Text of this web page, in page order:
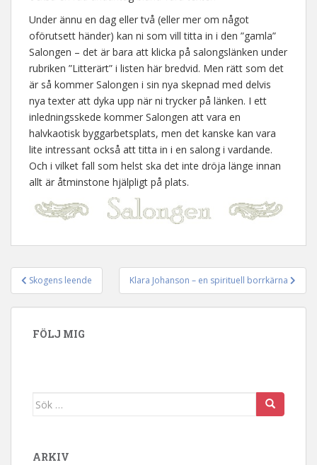
Under ännu en dag eller två (eller mer om något
oförutsett händer) kan ni som vill titta in i den ”gamla”
Salongen – det är bara att klicka på salongslänken under
rubriken ”Litterärt” i listen här bredvid. Men rätt som det
är så kommer Salongen i sin nya skepnad med delvis
nya texter att dyka upp när ni trycker på länken. I ett
inledningsskede kommer Salongen att vara en
halvkaotisk byggarbetsplats, men det kanske kan vara
lite intressant också att titta in i en salong i vardande.
Och i vilket fall som helst ska det inte dröja länge innan
allt är åtminstone hjälpligt på plats.
Inläggsnavigering
Skogens leende Klara Johanson – en spirituell borrkärna
FÖLJ MIG
Sök efter:
ARKIV